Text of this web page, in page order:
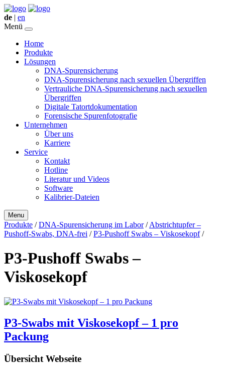
de | en
Menü
Home
Produkte
Lösungen
DNA-Spurensicherung
DNA-Spurensicherung nach sexuellen Übergriffen
Vertrauliche DNA-Spurensicherung nach sexuellen
Übergriffen
Digitale Tatortdokumentation
Forensische Spurenfotografie
Unternehmen
Über uns
Karriere
Service
Kontakt
Hotline
Literatur und Videos
Software
Kalibrier-Dateien
Menu
Produkte /DNA-Spurensicherung im Labor /Abstrichtupfer –
Pushoff-Swabs, DNA-frei /P3-Pushoff Swabs – Viskosekopf /
P3-Pushoff Swabs –
Viskosekopf
P3-Swabs mit Viskosekopf – 1 pro
Packung
Übersicht Webseite